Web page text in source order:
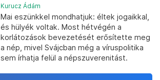
Kurucz Ádám
Mai eszünkkel mondhatjuk: éltek jogaikkal,
és hülyék voltak. Most hétvégén a
korlátozások bevezetését erősítette meg
a nép, mivel Svájcban még a víruspolitika
sem írhatja felül a népszuverenitást.